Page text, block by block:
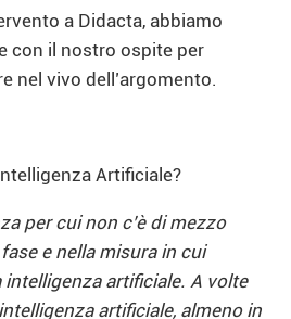
a Didacta, abbiamo
con il nostro ospite per
nel vivo dell’argomento.
Artificiale?
per cui non c’è di mezzo
e nella misura in cui
intelligenza artificiale. A volte
artificiale, almeno in